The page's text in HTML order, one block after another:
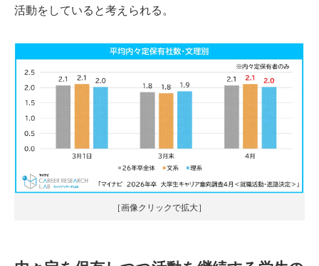
活動をしていると考えられる。
［画像クリックで拡大］